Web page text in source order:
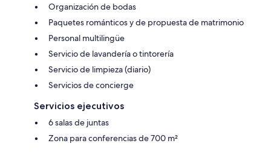
Organización de bodas
Paquetes románticos y de propuesta de matrimonio
Personal multilingüe
Servicio de lavandería o tintorería
Servicio de limpieza (diario)
Servicios de concierge
Servicios ejecutivos
6 salas de juntas
Zona para conferencias de 700 m²